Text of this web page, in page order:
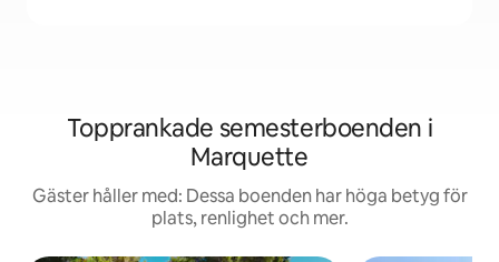
Topprankade semesterboenden i
Marquette
Gäster håller med: Dessa boenden har höga betyg för
plats, renlighet och mer.